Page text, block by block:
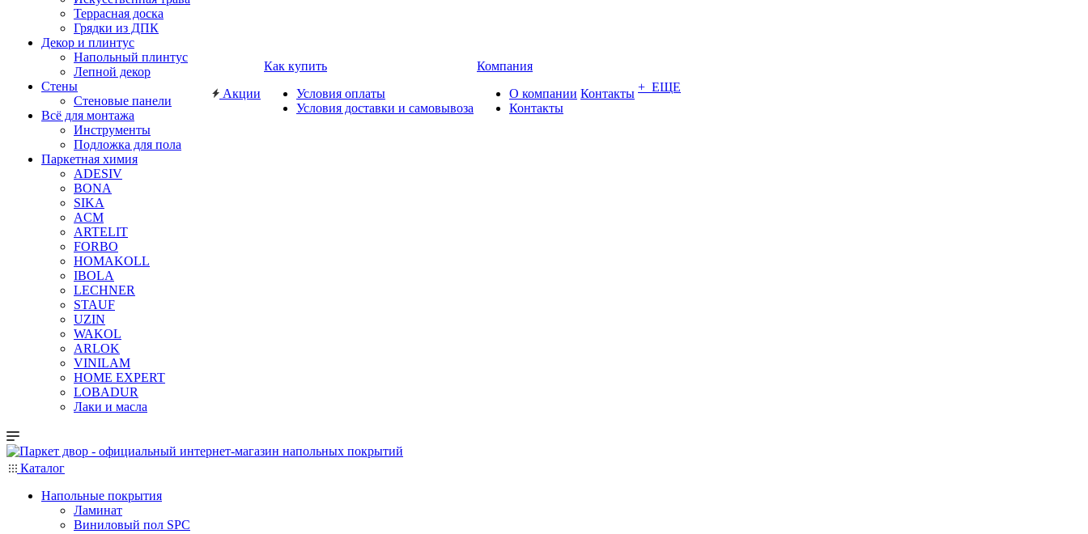
Террасная доска
Грядки из ДПК
Декор и плинтус
Напольный плинтус
Лепной декор
Стены
Стеновые панели
Всё для монтажа
Инструменты
Подложка для пола
Паркетная химия
ADESIV
BONA
SIKA
ACM
ARTELIT
FORBO
HOMAKOLL
IBOLA
LECHNER
STAUF
UZIN
WAKOL
ARLOK
VINILAM
HOME EXPERT
LOBADUR
Лаки и масла
Акции
Как купить
Условия оплаты
Условия доставки и самовывоза
Компания
О компании
Контакты
Контакты + ЕЩЕ
Каталог
Напольные покрытия
Ламинат
Виниловый пол SPC